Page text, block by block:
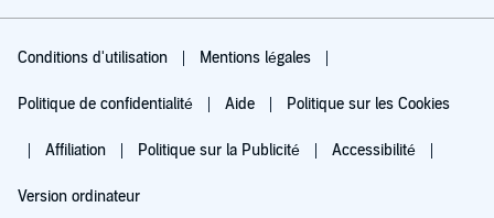
Conditions d'utilisation Mentions légales
Politique de confidentialité Aide Politique sur les Cookies
Affiliation Politique sur la Publicité Accessibilité
Version ordinateur